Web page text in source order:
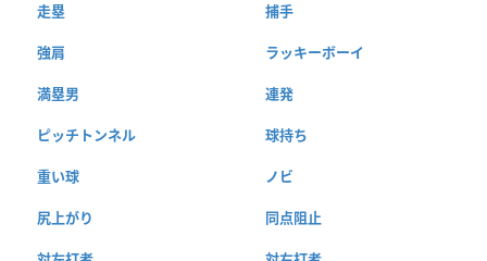
走塁 捕手
強肩 ラッキーボーイ
満塁男 連発
ピッチトンネル 球持ち
重い球 ノビ
尻上がり 同点阻止